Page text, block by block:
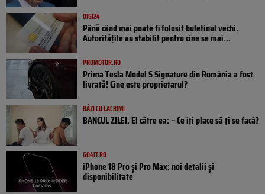
DIGI24
Până când mai poate fi folosit buletinul vechi.
Autoritățile au stabilit pentru cine se mai...
PROMOTOR.RO
Prima Tesla Model S Signature din România a fost
livrată! Cine este proprietarul?
RÂZI CU LACRIMI
BANCUL ZILEI. El către ea: – Ce îți place să ți se facă?
GO4IT.RO
iPhone 18 Pro și Pro Max: noi detalii și
disponibilitate